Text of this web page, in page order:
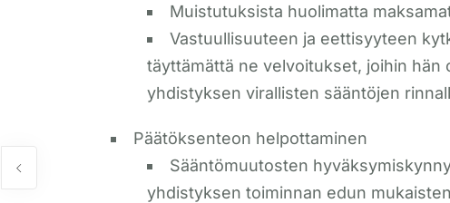
Muistutuksista huolimatta
Vastuullisuuteen ja eettisyyteen
täyttämättä ne velvoitukset, joihin hän
yhdistyksen virallisten sääntöjen
Päätöksenteon helpottaminen
Sääntömuutosten
yhdistyksen toiminnan edun